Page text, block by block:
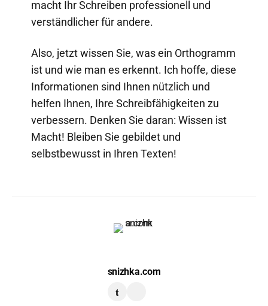
macht Ihr Schreiben professionell und
verständlicher für andere.
Also, jetzt wissen Sie, was ein Orthogramm
ist und wie man es erkennt. Ich hoffe, diese
Informationen sind Ihnen nützlich und
helfen Ihnen, Ihre Schreibfähigkeiten zu
verbessern. Denken Sie daran: Wissen ist
Macht! Bleiben Sie gebildet und
selbstbewusst in Ihren Texten!
snizhka.com
t